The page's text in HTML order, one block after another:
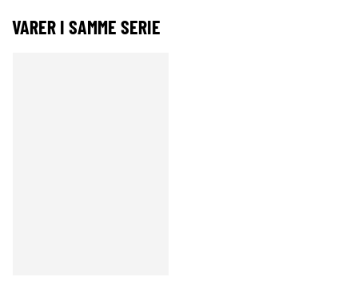
VARER I SAMME SERIE